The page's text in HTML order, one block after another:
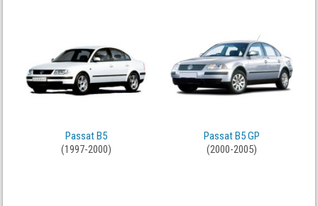
Passat B5
(1997-2000)
Passat B5 GP
(2000-2005)